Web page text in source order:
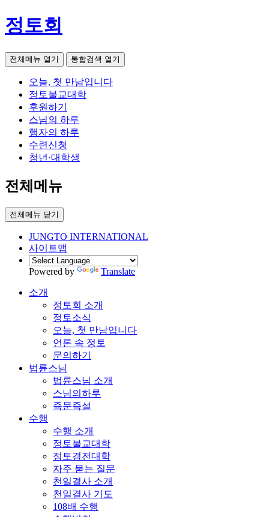
정토회
전체메뉴 열기 통합검색 열기
오늘, 첫 만남입니다
정토불교대학
후원하기
스님의 하루
행자의 하루
수련신청
청년·대학생
전체메뉴
전체메뉴 닫기
JUNGTO INTERNATIONAL
사이트맵
Powered by Translate
소개
정토회 소개
정토소식
오늘, 첫 만남입니다
언론 속 정토
문의하기
법륜스님
법륜스님 소개
스님의하루
즉문즉설
수행
수행 소개
정토불교대학
정토경전대학
자주 묻는 질문
천일결사 소개
천일결사 기도
108배 수행